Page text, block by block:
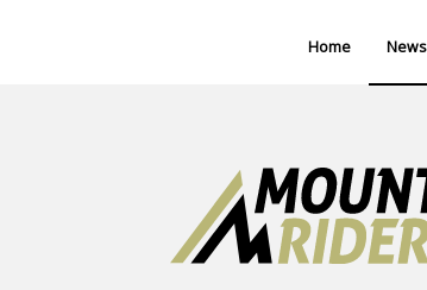
Home News